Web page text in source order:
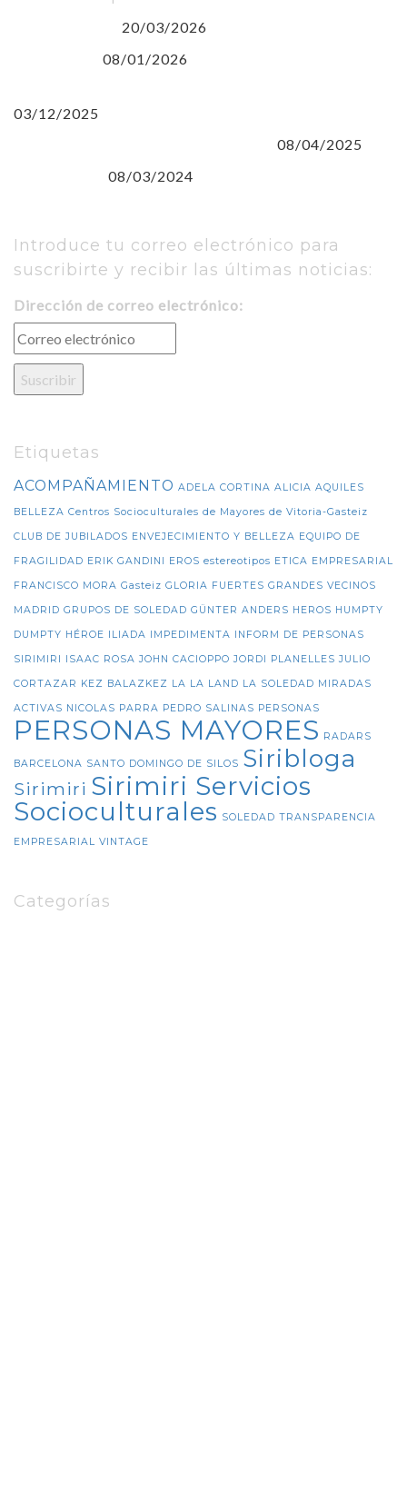
20/03/2026
08/01/2026
03/12/2025
08/04/2025
08/03/2024
Introduce tu correo electrónico para
suscribirte y recibir las últimas noticias:
Dirección de correo electrónico:
Etiquetas
ACOMPAÑAMIENTO ADELA CORTINA ALICIA AQUILES
BELLEZA Centros Socioculturales de Mayores de Vitoria-Gasteiz
CLUB DE JUBILADOS ENVEJECIMIENTO Y BELLEZA EQUIPO DE
FRAGILIDAD ERIK GANDINI EROS estereotipos ETICA EMPRESARIAL
FRANCISCO MORA Gasteiz GLORIA FUERTES GRANDES VECINOS
MADRID GRUPOS DE SOLEDAD GÜNTER ANDERS HEROS HUMPTY
DUMPTY HÉROE ILIADA IMPEDIMENTA INFORM DE PERSONAS
SIRIMIRI ISAAC ROSA JOHN CACIOPPO JORDI PLANELLES JULIO
CORTAZAR KEZ BALAZKEZ LA LA LAND LA SOLEDAD MIRADAS
ACTIVAS NICOLAS PARRA PEDRO SALINAS PERSONAS
PERSONAS MAYORES RADARS
BARCELONA SANTO DOMINGO DE SILOS Siribloga
Sirimiri Sirimiri Servicios
Socioculturales SOLEDAD TRANSPARENCIA
EMPRESARIAL VINTAGE
Categorías